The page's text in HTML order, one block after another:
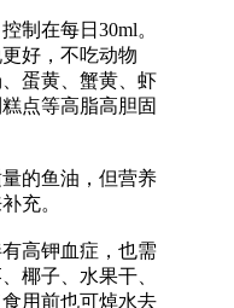
在每日30ml。
好，不吃动物
蛋黄、蟹黄、虾
点等高脂高胆固
的鱼油，但营养
充。
高钾血症，也需
椰子、水果干、
用前也可焯水去